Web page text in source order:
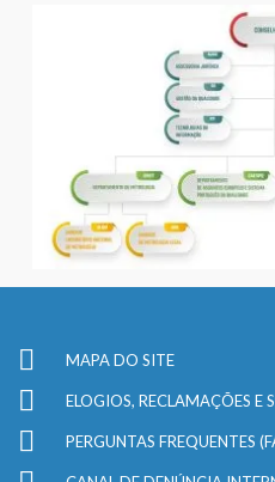
MAPA DO SITE
ELOGIOS, RECLAMAÇÕES E
PERGUNTAS FREQUENTES